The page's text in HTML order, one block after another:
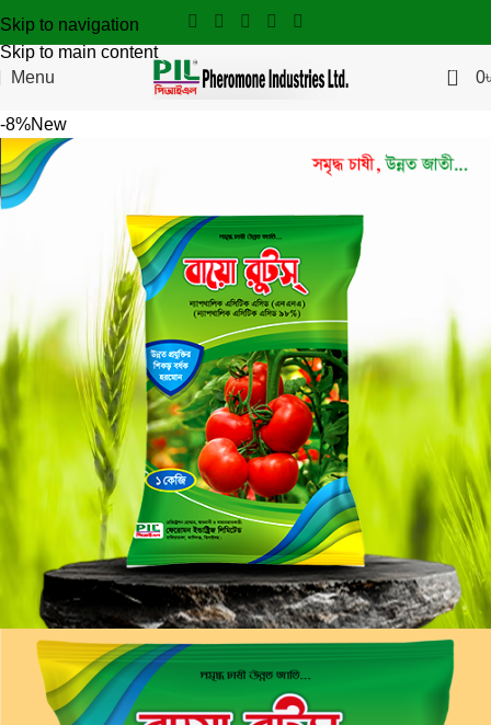
Skip to navigation
Skip to main content
Menu
0 0
-8%New